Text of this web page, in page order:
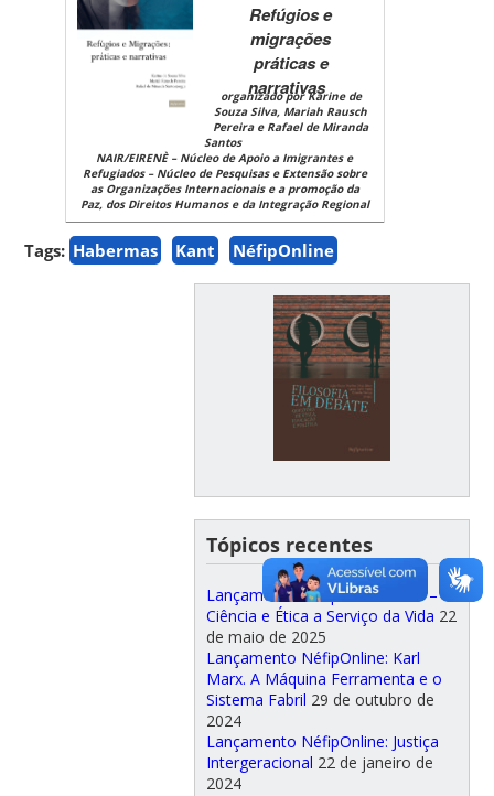
Refúgios e
migrações
práticas e
narrativas
organizado por Karine de
Souza Silva, Mariah Rausch
Pereira e Rafael de Miranda
Santos
NAIR/EIRENÈ – Núcleo de Apoio a Imigrantes e
Refugiados – Núcleo de Pesquisas e Extensão sobre
as Organizações Internacionais e a promoção da
Paz, dos Direitos Humanos e da Integração Regional
Tags: Habermas Kant NéfipOnline
Tópicos recentes
Lançamento NéfipOnline: Bios –
Ciência e Ética a Serviço da Vida 22
de maio de 2025
Lançamento NéfipOnline: Karl
Marx. A Máquina Ferramenta e o
Sistema Fabril 29 de outubro de
2024
Lançamento NéfipOnline: Justiça
Intergeracional 22 de janeiro de
2024